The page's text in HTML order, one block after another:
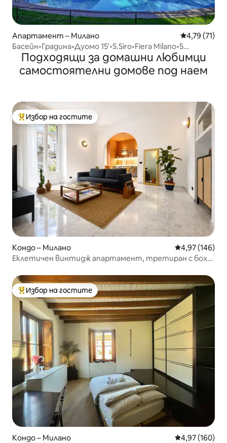
Апартамент – Милано Средна
4,79 (71)
Басейн•Градина•Дуомо 15'•S.Siro•Fiera Milano•5
ЧОВЕКА
Подходящи за домашни любимци
самостоятелни домове под наем
Най-популярен избор на гостите
Избор на гостите
Кондо – Милано Средна
4,97 (146)
Еклетичен винтидж апартамент, третиран с бохо
Най-популярен избор на гостите
Избор на гостите
Кондо – Милано Средна
4,97 (160)